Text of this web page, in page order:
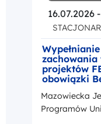
16.07.2026
zachowania
projektów
obowiązki
okresie
z
promocji
Mazowiecka
Programów